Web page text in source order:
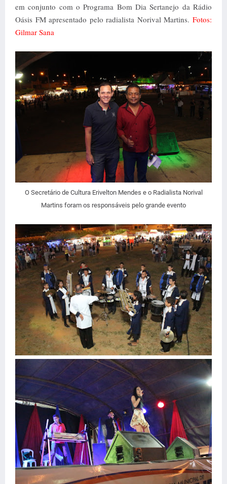
em conjunto com o Programa Bom Dia Sertanejo da Rádio
Oásis FM apresentado pelo radialista Norival Martins. Fotos:
Gilmar Sana
O Secretário de Cultura Erivelton Mendes e o Radialista Norival
Martins foram os responsáveis pelo grande evento